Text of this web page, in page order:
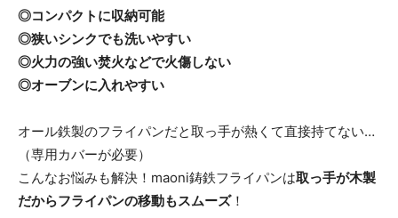
◎コンパクトに収納可能
◎狭いシンクでも洗いやすい
◎火力の強い焚火などで火傷しない
◎オーブンに入れやすい
オール鉄製のフライパンだと取っ手が熱くて直接持てない…
（専用カバーが必要）
こんなお悩みも解決！maoni鋳鉄フライパンは取っ手が木製
だからフライパンの移動もスムーズ！